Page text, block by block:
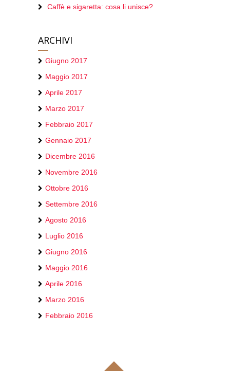
Caffè e sigaretta: cosa li unisce?
ARCHIVI
Giugno 2017
Maggio 2017
Aprile 2017
Marzo 2017
Febbraio 2017
Gennaio 2017
Dicembre 2016
Novembre 2016
Ottobre 2016
Settembre 2016
Agosto 2016
Luglio 2016
Giugno 2016
Maggio 2016
Aprile 2016
Marzo 2016
Febbraio 2016